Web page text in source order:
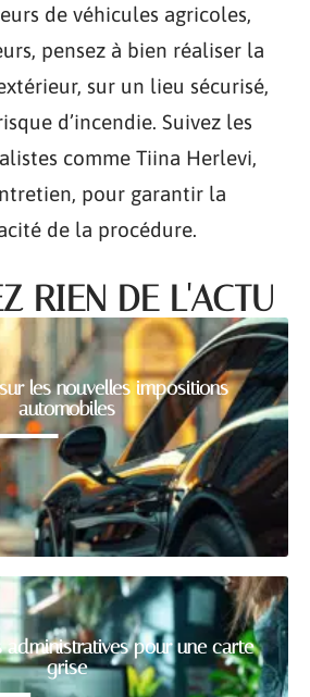
de véhicules agricoles,
pensez à bien réaliser la
sur un lieu sécurisé,
d’incendie. Suivez les
comme Tiina Herlevi,
pour garantir la
de la procédure.
RIEN DE L'ACTU
les nouvelles impositions
automobiles
administratives pour une carte
grise